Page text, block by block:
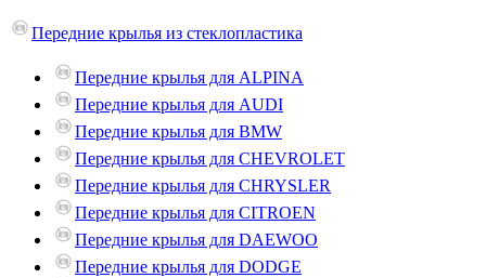
Передние крылья из стеклопластика
Передние крылья для ALPINA
Передние крылья для AUDI
Передние крылья для BMW
Передние крылья для CHEVROLET
Передние крылья для CHRYSLER
Передние крылья для CITROEN
Передние крылья для DAEWOO
Передние крылья для DODGE